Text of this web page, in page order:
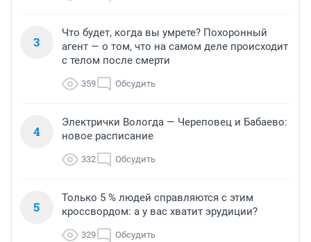
3
Что будет, когда вы умрете? Похоронный
агент — о том, что на самом деле происходит
с телом после смерти
359 Обсудить
4
Электрички Вологда — Череповец и Бабаево:
новое расписание
332 Обсудить
5
Только 5 % людей справляются с этим
кроссвордом: а у вас хватит эрудиции?
329 Обсудить